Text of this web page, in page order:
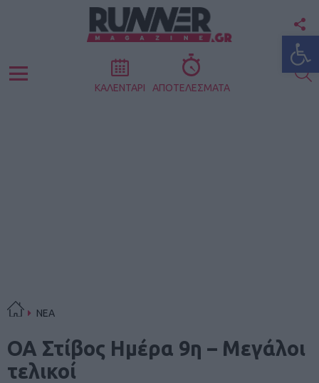
Menu ΚΑΛΕΝΤΑΡΙ ΑΠΟΤΕΛΕΣΜΑΤΑ
ΝΕΑ
ΟΑ Στίβος Ημέρα 9η – Μεγάλοι
τελικοί